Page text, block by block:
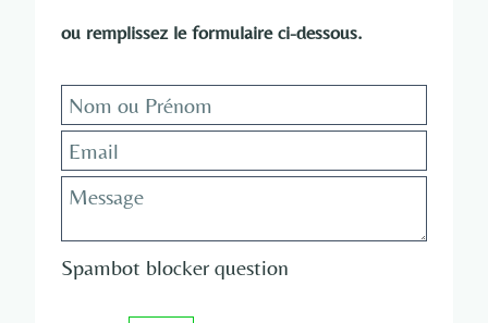
ou remplissez le formulaire ci-dessous.
Spambot blocker question